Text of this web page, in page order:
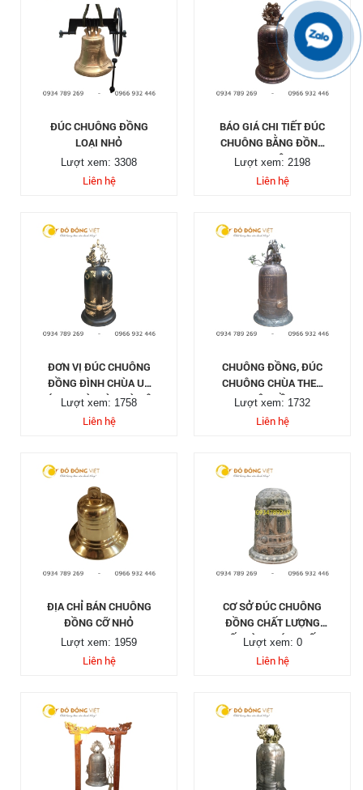
ĐÚC CHUÔNG ĐỒNG
LOẠI NHỎ
Lượt xem: 3308
Liên hệ
BÁO GIÁ CHI TIẾT ĐÚC
CHUÔNG BẰNG ĐỒNG
TẠI ĐÂY
Lượt xem: 2198
Liên hệ
ĐƠN VỊ ĐÚC CHUÔNG
ĐỒNG ĐÌNH CHÙA UY
TÍN TẠI SÀI GÒN HÀ NỘI
Lượt xem: 1758
Liên hệ
CHUÔNG ĐỒNG, ĐÚC
CHUÔNG CHÙA THEO
YÊU CẦU
Lượt xem: 1732
Liên hệ
ĐỊA CHỈ BÁN CHUÔNG
ĐỒNG CỠ NHỎ
Lượt xem: 1959
Liên hệ
CƠ SỞ ĐÚC CHUÔNG
ĐỒNG CHẤT LƯỢNG
TỐT VÀ UY TÍN NHẤT
Lượt xem: 0
Liên hệ